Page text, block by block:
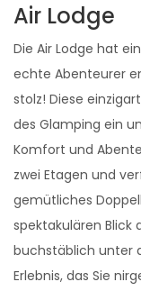
Air Lodge
Die Air Lodge hat
echte Abenteurer
stolz! Diese
des Glamping ein
Komfort und
zwei Etagen und
gemütliches
spektakulären Blick
buchstäblich unter
Erlebnis, das Sie